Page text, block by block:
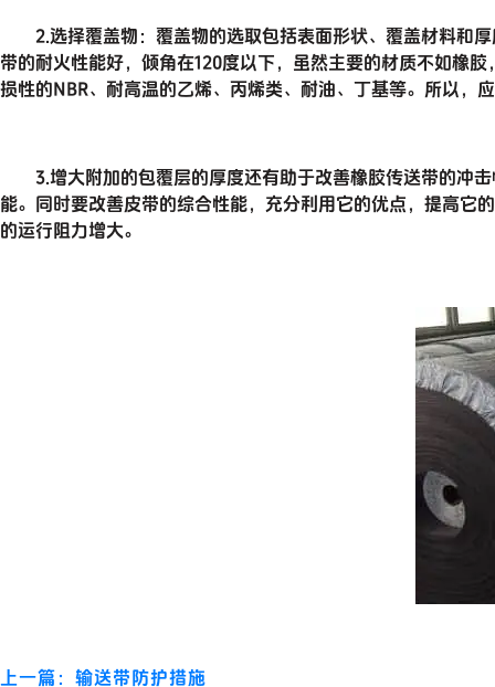
2.选择覆盖物：覆盖物的选取包括表面形状、覆盖材料和厚
带的耐火性能好，倾角在120度以下，虽然主要的材质不如橡
损性的NBR、耐高温的乙烯、丙烯类、耐油、丁基等。所以，
3.增大附加的包覆层的厚度还有助于改善橡胶传送带的冲击
能。同时要改善皮带的综合性能，充分利用它的优点，提高它
的运行阻力增大。
上一篇：输送带防护措施